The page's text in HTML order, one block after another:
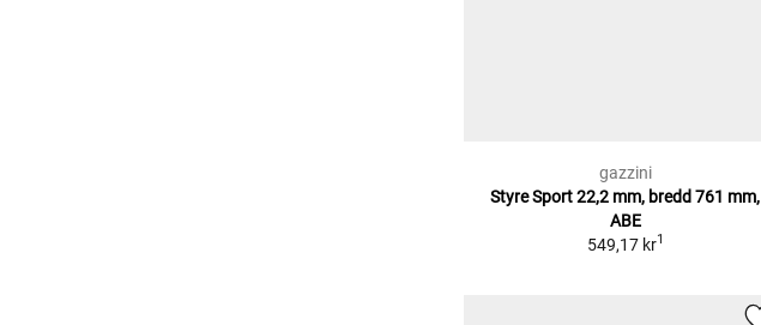
gazzini
Styre Sport 22,2 mm, bredd 761 mm,
ABE
549,17 kr1